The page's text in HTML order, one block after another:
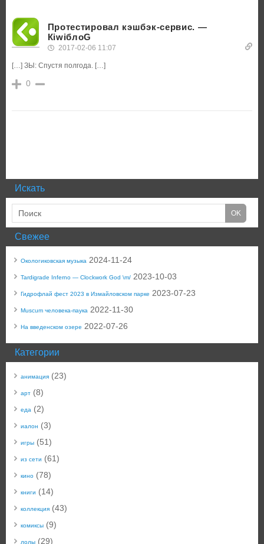
Протестировал кэшбэк-сервис. —
КiwiблоG
2017-02-06 11:07
[…] ЗЫ: Спустя полгода. […]
0
Искать
Свежее
Окологиковская музыка 2024-11-24
Tardigrade Inferno — Clockwork God \m/ 2023-10-03
Гидрофлай фест 2023 в Измайловском парке 2023-07-23
Muscum человека-паука 2022-11-30
На введенском озере 2022-07-26
Категории
анимация (23)
арт (8)
еда (2)
иалон (3)
игры (51)
из сети (61)
кино (78)
книги (14)
коллекция (43)
комиксы (9)
лолы (29)